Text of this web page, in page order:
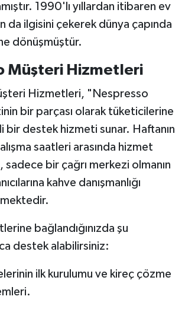
1990'lı yıllardan itibaren ev
da ilgisini çekerek dünya çapında
dönüşmüştür.
Müşteri Hizmetleri
Hizmetleri, "Nespresso
bir parçası olarak tüketicilerine
bir destek hizmeti sunar. Haftanın
saatleri arasında hizmet
bir çağrı merkezi olmanın
kahve danışmanlığı
bağlandığınızda şu
destek alabilirsiniz:
ilk kurulumu ve kireç çözme